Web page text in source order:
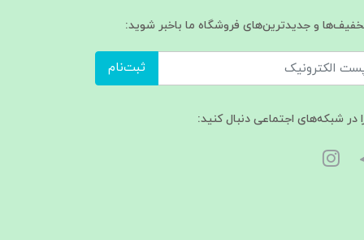
و جدیدترین‌های فروشگاه ما باخبر شوید:
ثبت‌نام
در شبکه‌های اجتماعی دنبال کنید: